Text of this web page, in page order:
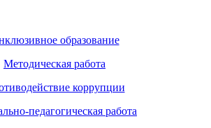
образование
Методическая работа
коррупции
педагогическая работа